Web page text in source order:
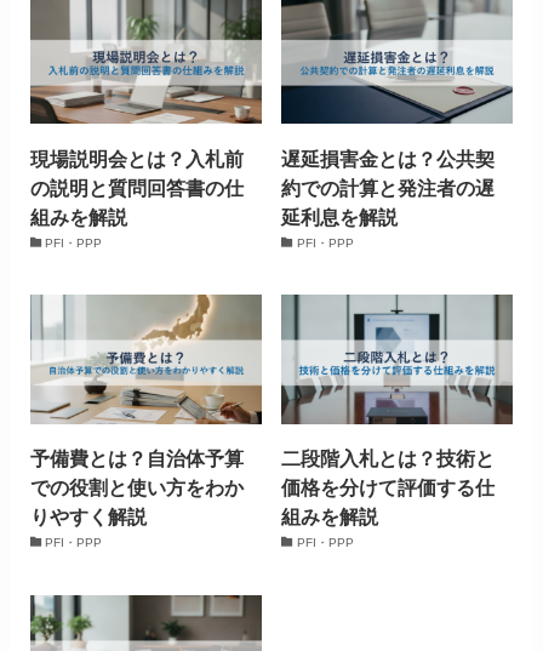
現場説明会とは？入札前
の説明と質問回答書の仕
組みを解説
PFI・PPP
遅延損害金とは？公共契
約での計算と発注者の遅
延利息を解説
PFI・PPP
予備費とは？自治体予算
での役割と使い方をわか
りやすく解説
PFI・PPP
二段階入札とは？技術と
価格を分けて評価する仕
組みを解説
PFI・PPP